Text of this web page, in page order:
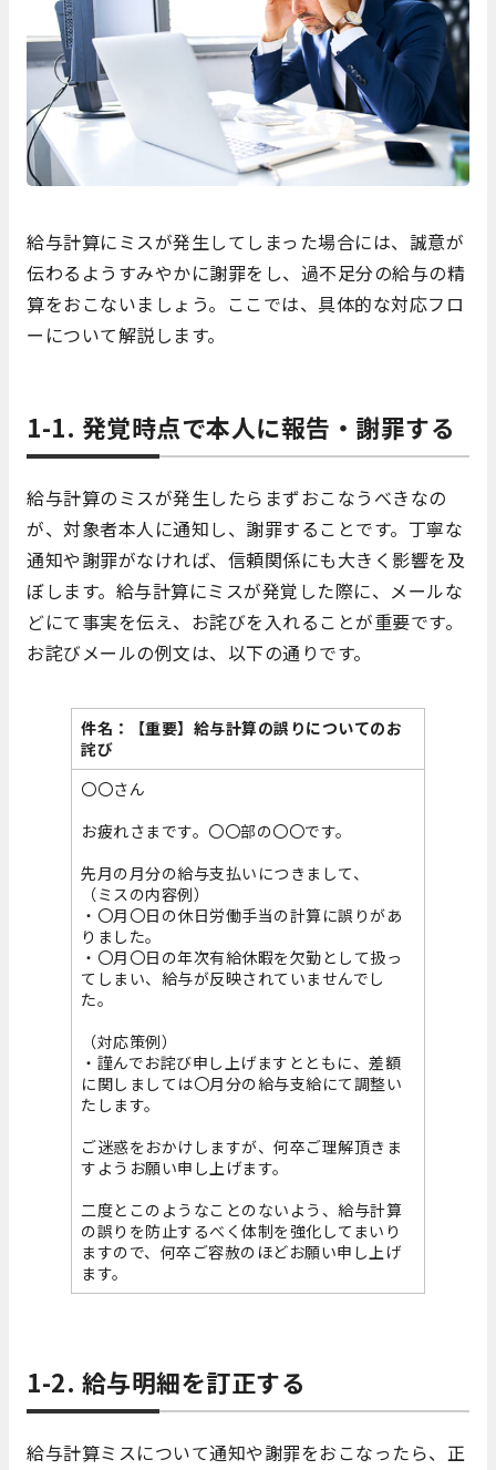
給与計算にミスが発生してしまった場合には、誠意が
伝わるようすみやかに謝罪をし、過不足分の給与の精
算をおこないましょう。ここでは、具体的な対応フロ
ーについて解説します。
1-1. 発覚時点で本人に報告・謝罪する
給与計算のミスが発生したらまずおこなうべきなの
が、対象者本人に通知し、謝罪することです。丁寧な
通知や謝罪がなければ、信頼関係にも大きく影響を及
ぼします。給与計算にミスが発覚した際に、メールな
どにて事実を伝え、お詫びを入れることが重要です。
お詫びメールの例文は、以下の通りです。
件名：【重要】給与計算の誤りについてのお
詫び
〇〇さん
お疲れさまです。〇〇部の〇〇です。
先月の月分の給与支払いにつきまして、
（ミスの内容例）
・〇月〇日の休日労働手当の計算に誤りがあ
りました。
・〇月〇日の年次有給休暇を欠勤として扱っ
てしまい、給与が反映されていませんでし
た。
（対応策例）
・謹んでお詫び申し上げますとともに、差額
に関しましては〇月分の給与支給にて調整い
たします。
ご迷惑をおかけしますが、何卒ご理解頂きま
すようお願い申し上げます。
二度とこのようなことのないよう、給与計算
の誤りを防止するべく体制を強化してまいり
ますので、何卒ご容赦のほどお願い申し上げ
ます。
1-2. 給与明細を訂正する
給与計算ミスについて通知や謝罪をおこなったら、正